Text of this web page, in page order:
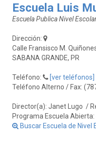
Escuela Luis
Escuela Publica Nivel
Dirección:
Calle Fransisco M.
SABANA GRANDE, PR
Teléfono:
[ver teléfonos]
Teléfono Alterno / Fax:
Director(a): Janet Lugo /
Programa Escuela Abierta:
Buscar Escuela de Nivel